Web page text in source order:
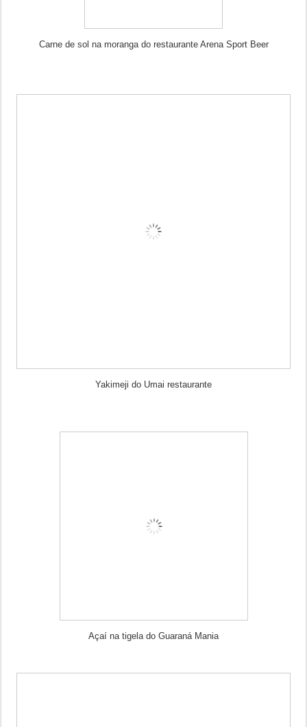
Carne de sol na moranga do restaurante Arena Sport Beer
Yakimeji do Umai restaurante
Açaí na tigela do Guaraná Mania